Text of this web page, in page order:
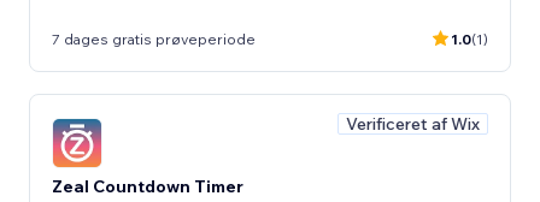
7 dages gratis prøveperiode 1.0(1)
Verificeret af Wix
Zeal Countdown Timer